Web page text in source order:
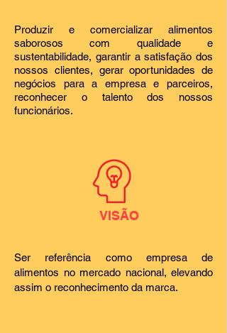
Produzir e comercializar alimentos
saborosos com qualidade e
sustentabilidade, garantir a satisfação dos
nossos clientes, gerar oportunidades de
negócios para a empresa e parceiros,
reconhecer o talento dos nossos
funcionários.
VISÃO
Ser referência como empresa de
alimentos no mercado nacional, elevando
assim o reconhecimento da marca.